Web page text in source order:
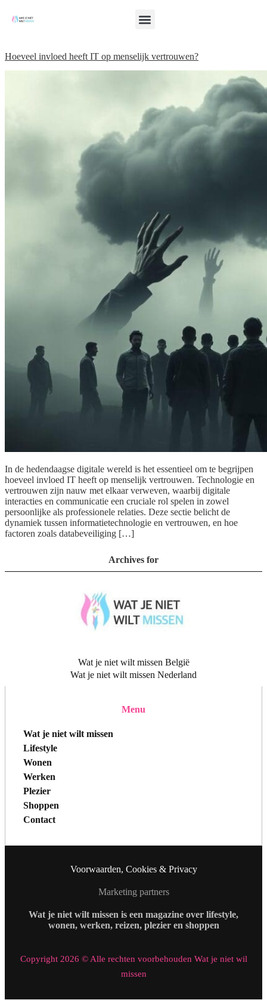
Hoeveel invloed heeft IT op menselijk vertrouwen?
In de hedendaagse digitale wereld is het essentieel om te begrijpen
hoeveel invloed IT heeft op menselijk vertrouwen. Technologie en
vertrouwen zijn nauw met elkaar verweven, waarbij digitale
interacties en communicatie een cruciale rol spelen in zowel
persoonlijke als professionele relaties. Deze sectie belicht de
dynamiek tussen informatietechnologie en vertrouwen, en hoe
factoren zoals databeveiliging […]
Archives for
Wat je niet wilt missen België
Wat je niet wilt missen Nederland
Menu
Wat je niet wilt missen
Lifestyle
Wonen
Werken
Plezier
Shoppen
Contact
Voorwaarden, Cookies & Privacy
Marketing partners
Wat je niet wilt missen is een magazine over lifestyle,
wonen, werken, reizen, plezier en shoppen
Copyright 2026 © Alle rechten voorbehouden Wat je niet wil
missen